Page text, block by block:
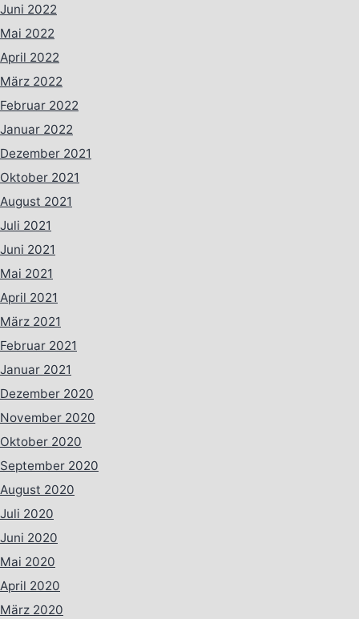
Juni 2022
Mai 2022
April 2022
März 2022
Februar 2022
Januar 2022
Dezember 2021
Oktober 2021
August 2021
Juli 2021
Juni 2021
Mai 2021
April 2021
März 2021
Februar 2021
Januar 2021
Dezember 2020
November 2020
Oktober 2020
September 2020
August 2020
Juli 2020
Juni 2020
Mai 2020
April 2020
März 2020